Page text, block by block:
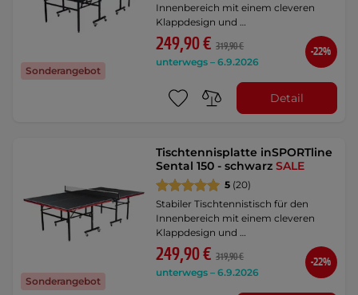
Sonderangebot
Innenbereich mit einem cleveren
Klappdesign und …
249,90 € 319,90 €
unterwegs – 6.9.2026
-22%
Detail
Sonderangebot
Tischtennisplatte inSPORTline
Sental 150 - schwarzSALE
5 (20)
Stabiler Tischtennistisch für den
Innenbereich mit einem cleveren
Klappdesign und …
249,90 € 319,90 €
unterwegs – 6.9.2026
-22%